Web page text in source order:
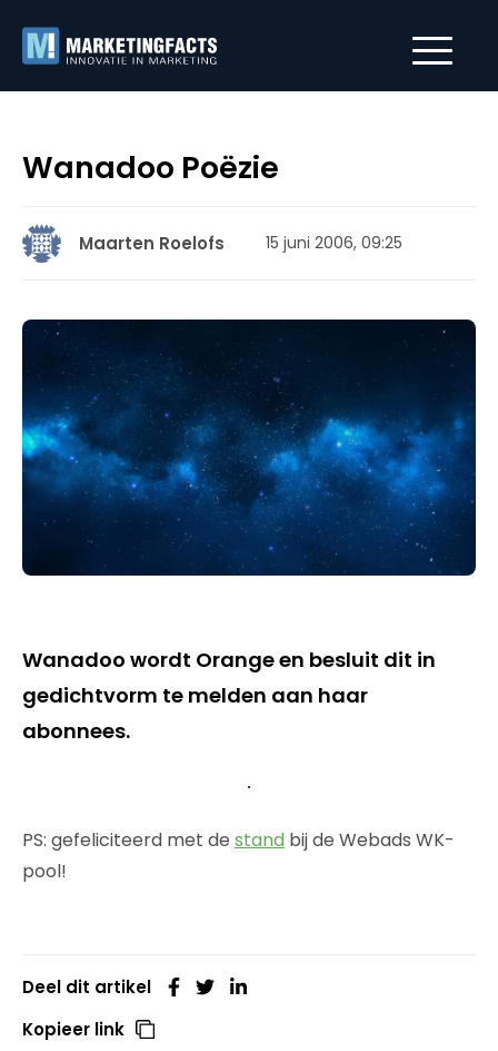
Wanadoo Poëzie
Maarten Roelofs 15 juni 2006, 09:25
Wanadoo wordt Orange en besluit dit in
gedichtvorm te melden aan haar
abonnees.
PS: gefeliciteerd met de stand bij de Webads WK-
pool!
Deel dit artikel
Kopieer link